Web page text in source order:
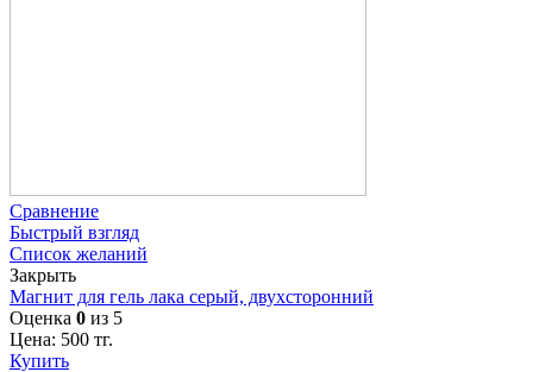
Сравнение
Быстрый взгляд
Список желаний
Закрыть
Магнит для гель лака серый, двухсторонний
Оценка 0 из 5
Цена: 500 тг.
Купить